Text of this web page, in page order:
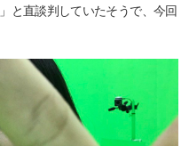
」と直談判していたそうで、今回